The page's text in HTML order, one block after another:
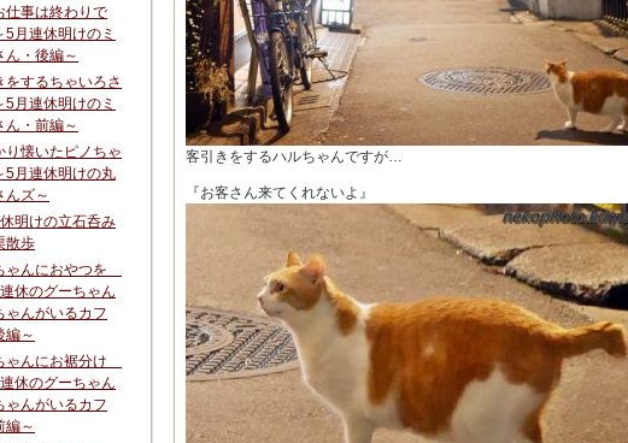
客引きをするハルちゃんですが…
『お客さん来てくれないよ』
仕事は終わりで
月連休明けのミ
ん・後編～
をするちゃいろさ
月連休明けのミ
ん・前編～
り懐いたピノちゃ
月連休明けの丸
んズ～
明けの立石呑み
散歩
ゃんにおやつを
休のグーちゃん
ゃんがいるカフ
編～
ゃんにお裾分け
休のグーちゃん
ゃんがいるカフ
編～